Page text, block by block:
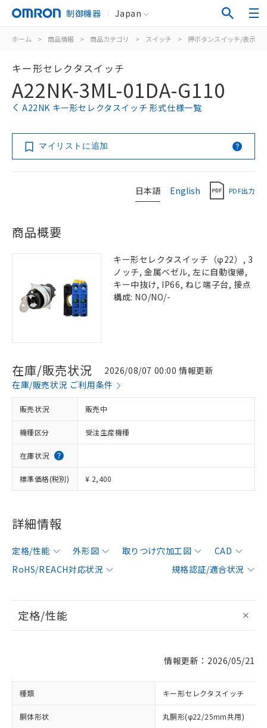
制御機器 Japan
ホーム > 商品情報 > 商品カテゴリ > スイッチ > 押ボタンスイッチ/表示灯
キー形セレクタスイッチ
A22NK-3ML-01DA-G110
A22NK キー形セレクタスイッチ 形式仕様一覧
マイリストに追加
日本語 English PDF出力
商品概要
キー形セレクタスイッチ（φ22）, 3
ノッチ, 金属ベゼル, 左に自動復帰,
キー中抜け, IP66, ねじ端子台, 接点
構成: NO/NO/-
在庫/販売状況
2026/08/07 00:00 情報更新
在庫/販売状況 ご利用条件
販売状況 販売中
機種区分 受注生産機種
在庫状況
標準価格(税別) ¥ 2,400
詳細情報
定格/性能 外形図 取りつけ穴加工図
CAD
RoHS/REACH対応状況
規格認証/適合状況
定格/性能
情報更新：2026/05/21
種類 キー形セレクタスイッチ
胴体形状 丸胴形(φ22/25mm共用)